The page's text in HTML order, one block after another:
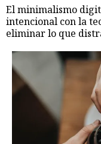
El minimalismo
intencional con la
eliminar lo que